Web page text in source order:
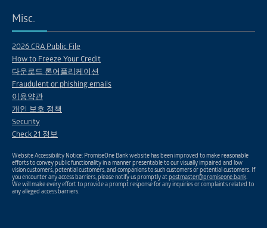
Misc.
2026 CRA Public File
How to Freeze Your Credit
다운로드 론어플리케이션
Fraudulent or phishing emails
이용약관
개인 보호 정책
Security
Check 21 정보
Website Accessibility Notice: PromiseOne Bank website has been improved to make reasonable
efforts to convey public functionality in a manner presentable to our visually impaired and low
vision customers, potential customers, and companions to such customers or potential customers. If
you encounter any access barriers, please notify us promptly atpostmaster@promiseone.bank.
We will make every effort to provide a prompt response for any inquiries or complaints related to
any alleged access barriers.